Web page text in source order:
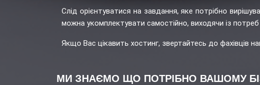
Слід орієнтуватися на завдання, яке потрібно
можна укомплектувати самостійно, виходячи із потреб
Якщо Вас цікавить хостинг, звертайтесь до фахівців
МИ ЗНАЄМО ЩО ПОТРІБНО ВАШОМУ